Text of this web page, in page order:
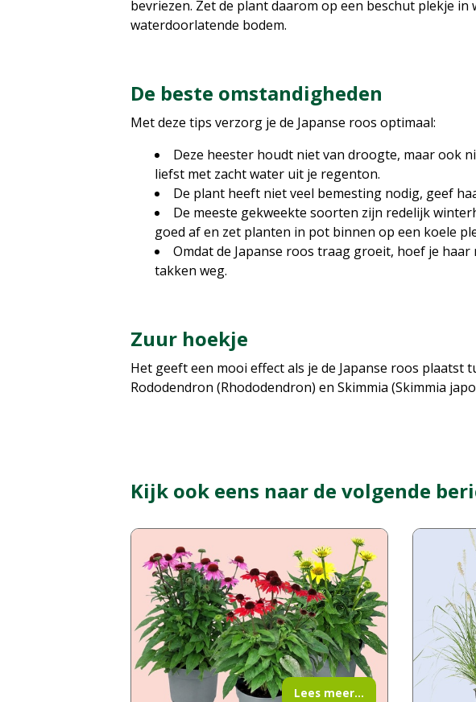
bevriezen. Zet de plant daarom op een beschut plekje
waterdoorlatende bodem.
De beste omstandigheden
Met deze tips verzorg je de Japanse roos optimaal:
Deze heester houdt niet van droogte, maar ook
liefst met zacht water uit je regenton.
De plant heeft niet veel bemesting nodig, geef
De meeste gekweekte soorten zijn redelijk
goed af en zet planten in pot binnen op een koele
Omdat de Japanse roos traag groeit, hoef je
takken weg.
Zuur hoekje
Het geeft een mooi effect als je de Japanse roos
Rododendron (Rhododendron) en Skimmia (Skimmia
Kijk ook eens naar de volgende
Lees meer...